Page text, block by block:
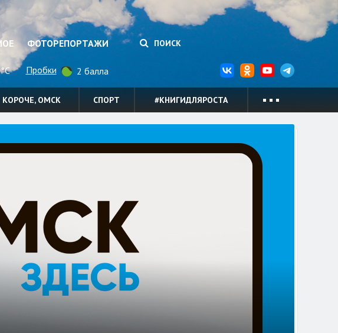
ФОТОРЕПОРТАЖИ ПОИСК
Пробки 2 балла
КОРОЧЕ, ОМСК СПОРТ #КНИГИДЛЯРОСТА